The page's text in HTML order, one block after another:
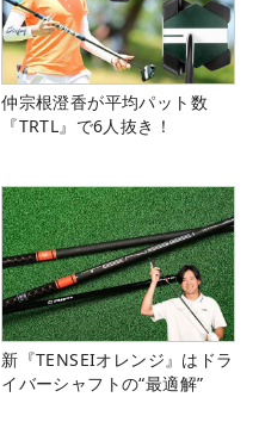
仲宗根澄香が平均パット数
『TRTL』で6人抜き！
新『TENSEIオレンジ』はドラ
イバーシャフトの“最適解”